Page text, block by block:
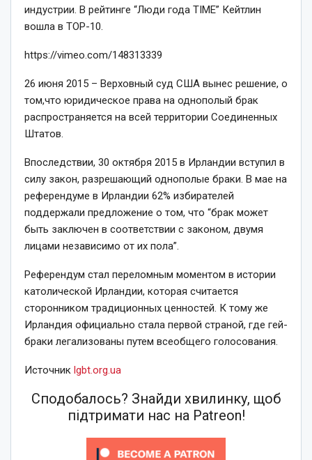
индустрии. В рейтинге “Люди года TIME” Кейтлин
вошла в TOP-10.
https://vimeo.com/148313339
26 июня 2015 – Верховный суд США вынес решение, о
том,что юридическое права на однополый брак
распространяется на всей территории Соединенных
Штатов.
Впоследствии, 30 октября 2015 в Ирландии вступил в
силу закон, разрешающий однополые браки. В мае на
референдуме в Ирландии 62% избирателей
поддержали предложение о том, что “брак может
быть заключен в соответствии с законом, двумя
лицами независимо от их пола”.
Референдум стал переломным моментом в истории
католической Ирландии, которая считается
сторонником традиционных ценностей. К тому же
Ирландия официально стала первой страной, где гей-
браки легализованы путем всеобщего голосования.
Источник lgbt.org.ua
Сподобалось? Знайди хвилинку, щоб
підтримати нас на Patreon!